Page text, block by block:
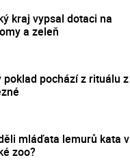
kraj vypsal dotaci na
a zeleň
poklad pochází z rituálu z
mláďata lemurů kata v
zoo?